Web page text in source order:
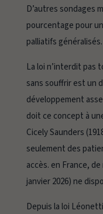
D’autres sondages
pourcentage pour
palliatifs généralisés.
La loi n’interdit pas
sans souffrir est un
développement
doit ce concept à
Cicely Saunders
seulement des
accès. en France,
janvier 2026) ne
Depuis la loi